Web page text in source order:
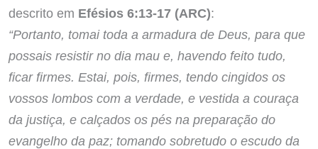
descrito em Efésios 6:13-17 (ARC):
“Portanto, tomai toda a armadura de Deus, para que
possais resistir no dia mau e, havendo feito tudo,
ficar firmes. Estai, pois, firmes, tendo cingidos os
vossos lombos com a verdade, e vestida a couraça
da justiça, e calçados os pés na preparação do
evangelho da paz; tomando sobretudo o escudo da